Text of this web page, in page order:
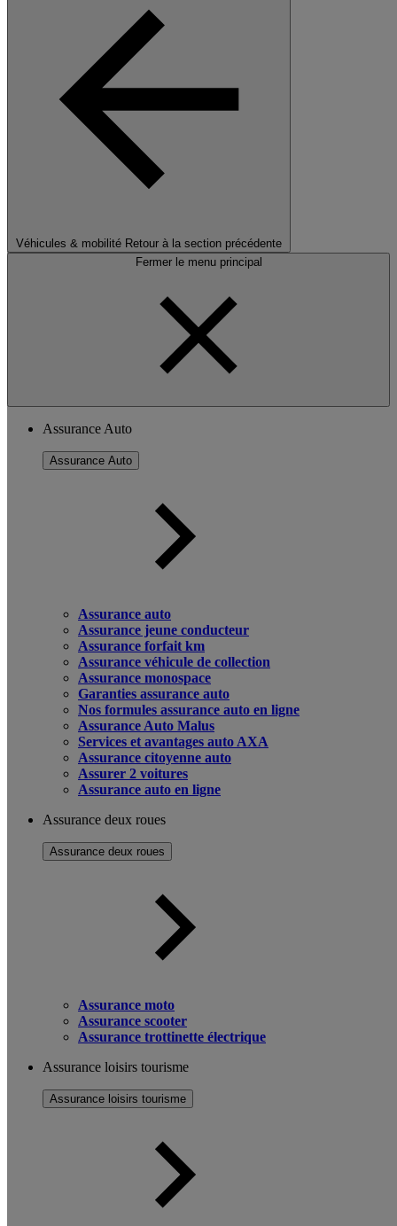
Véhicules & mobilité Retour à la section précédente
Fermer le menu principal
Assurance Auto
Assurance Auto
Assurance auto
Assurance jeune conducteur
Assurance forfait km
Assurance véhicule de collection
Assurance monospace
Garanties assurance auto
Nos formules assurance auto en ligne
Assurance Auto Malus
Services et avantages auto AXA
Assurance citoyenne auto
Assurer 2 voitures
Assurance auto en ligne
Assurance deux roues
Assurance deux roues
Assurance moto
Assurance scooter
Assurance trottinette électrique
Assurance loisirs tourisme
Assurance loisirs tourisme